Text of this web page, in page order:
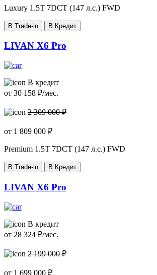
Luxury 1.5T 7DCT (147 л.с.) FWD
В Trade-in В Кредит
LIVAN X6 Pro
В кредит
от 30 158 ₽/мес.
2 309 000 ₽
от 1 809 000 ₽
Premium 1.5T 7DCT (147 л.с.) FWD
В Trade-in В Кредит
LIVAN X6 Pro
В кредит
от 28 324 ₽/мес.
2 199 000 ₽
от 1 699 000 ₽